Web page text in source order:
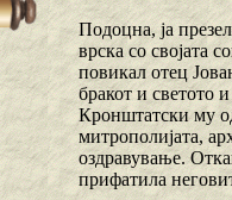
Подоцна, ја
врска со својата
повикал отец
бракот и светото
Кронштатски му
митрополијата,
оздравување.
прифатила